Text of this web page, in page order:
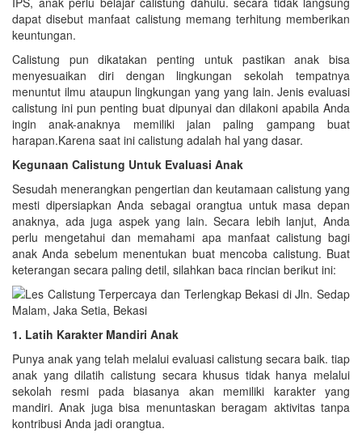
dapat disebut manfaat calistung memang terhitung memberikan
keuntungan.
Calistung pun dikatakan penting untuk pastikan anak bisa
menyesuaikan diri dengan lingkungan sekolah tempatnya
menuntut ilmu ataupun lingkungan yang yang lain. Jenis evaluasi
calistung ini pun penting buat dipunyai dan dilakoni apabila Anda
ingin anak-anaknya memiliki jalan paling gampang buat
harapan.Karena saat ini calistung adalah hal yang dasar.
Kegunaan Calistung Untuk Evaluasi Anak
Sesudah menerangkan pengertian dan keutamaan calistung yang
mesti dipersiapkan Anda sebagai orangtua untuk masa depan
anaknya, ada juga aspek yang lain. Secara lebih lanjut, Anda
perlu mengetahui dan memahami apa manfaat calistung bagi
anak Anda sebelum menentukan buat mencoba calistung. Buat
keterangan secara paling detil, silahkan baca rincian berikut ini:
1. Latih Karakter Mandiri Anak
Punya anak yang telah melalui evaluasi calistung secara baik. tiap
anak yang dilatih calistung secara khusus tidak hanya melalui
sekolah resmi pada biasanya akan memiliki karakter yang
mandiri. Anak juga bisa menuntaskan beragam aktivitas tanpa
kontribusi Anda jadi orangtua.